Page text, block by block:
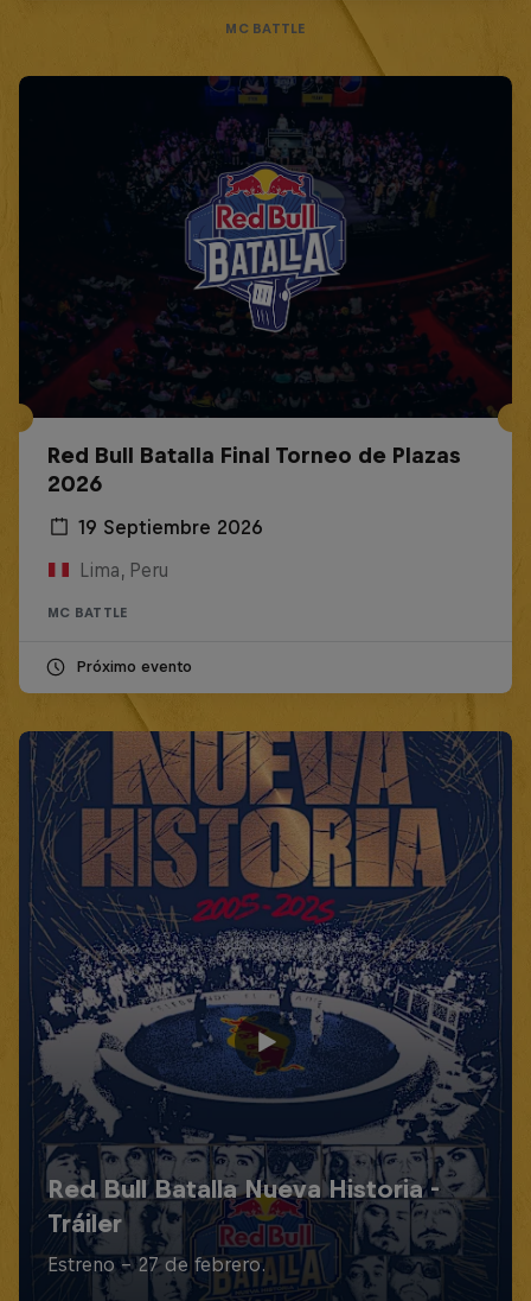
MC BATTLE
Red Bull Batalla Final Torneo de Plazas
2026
19 Septiembre 2026
Lima, Peru
MC BATTLE
Próximo evento